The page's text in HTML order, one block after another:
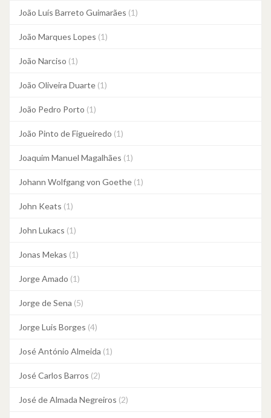
João Luís Barreto Guimarães (1)
João Marques Lopes (1)
João Narciso (1)
João Oliveira Duarte (1)
João Pedro Porto (1)
João Pinto de Figueiredo (1)
Joaquim Manuel Magalhães (1)
Johann Wolfgang von Goethe (1)
John Keats (1)
John Lukacs (1)
Jonas Mekas (1)
Jorge Amado (1)
Jorge de Sena (5)
Jorge Luis Borges (4)
José António Almeida (1)
José Carlos Barros (2)
José de Almada Negreiros (2)